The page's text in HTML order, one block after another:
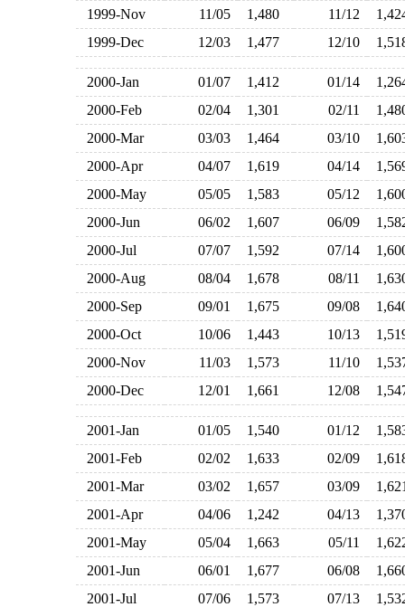
1999-Nov
11/05 1,480 11/12
1999-Dec
12/03 1,477 12/10
2000-Jan 01/07 1,412 01/14
2000-Feb
02/04 1,301 02/11
2000-Mar
03/03 1,464 03/10
2000-Apr
04/07 1,619 04/14
2000-May
05/05 1,583 05/12
2000-Jun
06/02 1,607 06/09
2000-Jul
07/07 1,592 07/14
2000-Aug
08/04 1,678 08/11
2000-Sep
09/01 1,675 09/08
2000-Oct
10/06 1,443 10/13
2000-Nov
11/03 1,573 11/10
2000-Dec
12/01 1,661 12/08
2001-Jan 01/05 1,540 01/12
2001-Feb
02/02 1,633 02/09
2001-Mar
03/02 1,657 03/09
2001-Apr
04/06 1,242 04/13
2001-May
05/04 1,663 05/11
2001-Jun
06/01 1,677 06/08
2001-Jul
07/06 1,573 07/13